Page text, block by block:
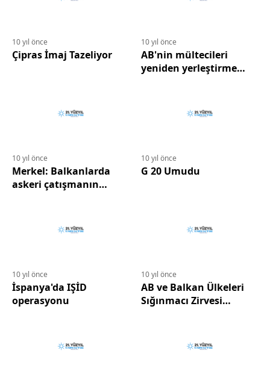
10 yıl önce
Çipras İmaj Tazeliyor
10 yıl önce
AB'nin mültecileri
yeniden yerleştirme
10 yıl önce
Merkel: Balkanlarda
askeri çatışmanın
10 yıl önce
G 20 Umudu
10 yıl önce
İspanya'da IŞİD
operasyonu
10 yıl önce
AB ve Balkan Ülkeleri
Sığınmacı Zirvesi